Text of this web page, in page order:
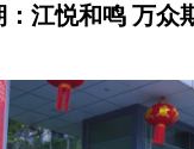
江悦和鸣 万众